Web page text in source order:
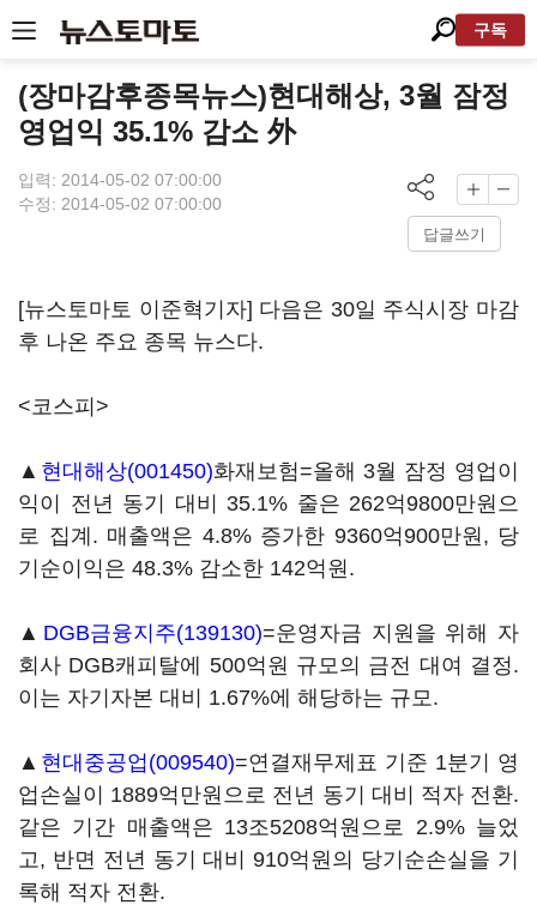
구독
(장마감후종목뉴스)현대해상, 3월 잠정
영업익 35.1% 감소 外
입력: 2014-05-02 07:00:00
수정: 2014-05-02 07:00:00
답글쓰기
[뉴스토마토 이준혁기자] 다음은 30일 주식시장 마감
후 나온 주요 종목 뉴스다.
<코스피>
▲ 현대해상(001450)화재보험=올해 3월 잠정 영업이
익이 전년 동기 대비 35.1% 줄은 262억9800만원으
로 집계. 매출액은 4.8% 증가한 9360억900만원, 당
기순이익은 48.3% 감소한 142억원.
▲ DGB금융지주(139130)=운영자금 지원을 위해 자
회사 DGB캐피탈에 500억원 규모의 금전 대여 결정.
이는 자기자본 대비 1.67%에 해당하는 규모.
▲ 현대중공업(009540)=연결재무제표 기준 1분기 영
업손실이 1889억만원으로 전년 동기 대비 적자 전환.
같은 기간 매출액은 13조5208억원으로 2.9% 늘었
고, 반면 전년 동기 대비 910억원의 당기순손실을 기
록해 적자 전환.